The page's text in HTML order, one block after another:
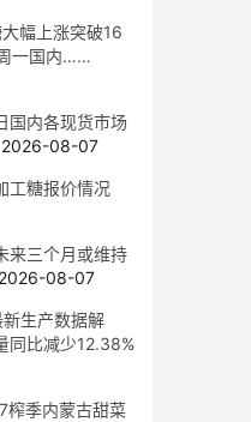
幅上涨突破16
一国内……
国内各现货市场
2026-08-07
工糖报价情况
来三个月或维持
2026-08-07
生产数据解
同比减少12.38%
榨季内蒙古甜菜